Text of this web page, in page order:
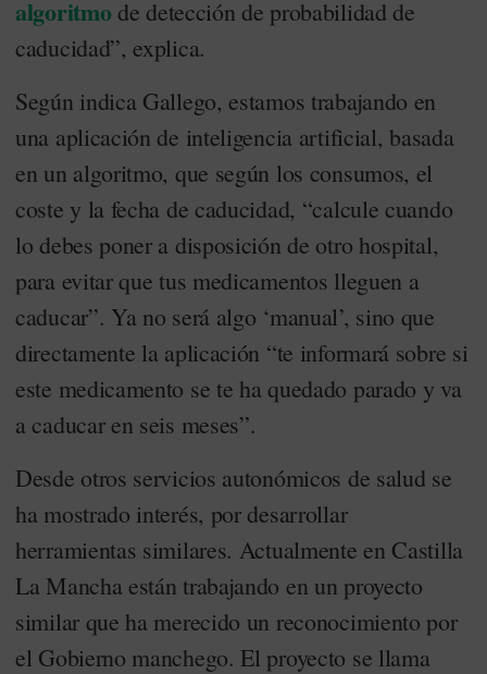
algoritmode detección de probabilidad de
caducidad”, explica.
Según indica Gallego, estamos trabajando en
una aplicación de inteligencia artificial, basada
en un algoritmo, que según los consumos, el
coste y la fecha de caducidad, “calcule cuando
lo debes poner a disposición de otro hospital,
para evitar que tus medicamentos lleguen a
caducar”. Ya no será algo ‘manual’, sino que
directamente la aplicación “te informará sobre si
este medicamento se te ha quedado parado y va
a caducar en seis meses”.
Desde otros servicios autonómicos de salud se
ha mostrado interés, por desarrollar
herramientas similares. Actualmente en Castilla
La Mancha están trabajando en un proyecto
similar que ha merecido un reconocimiento por
el Gobierno manchego. El proyecto se llama